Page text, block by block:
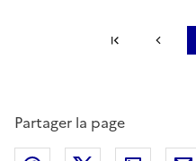
Première
Partager la page